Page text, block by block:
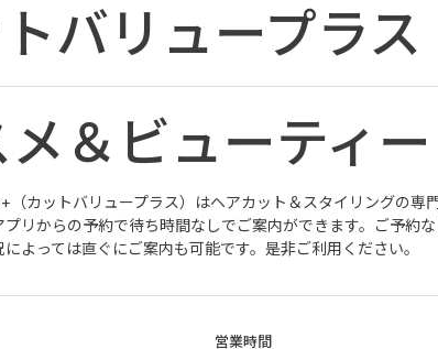
バリュープラス
メ＆ビューティー
（カットバリュープラス）はヘアカット＆スタイリングの専門
プリからの予約で待ち時間なしでご案内ができます。ご予約
よっては直ぐにご案内も可能です。是非ご利用ください。
営業時間